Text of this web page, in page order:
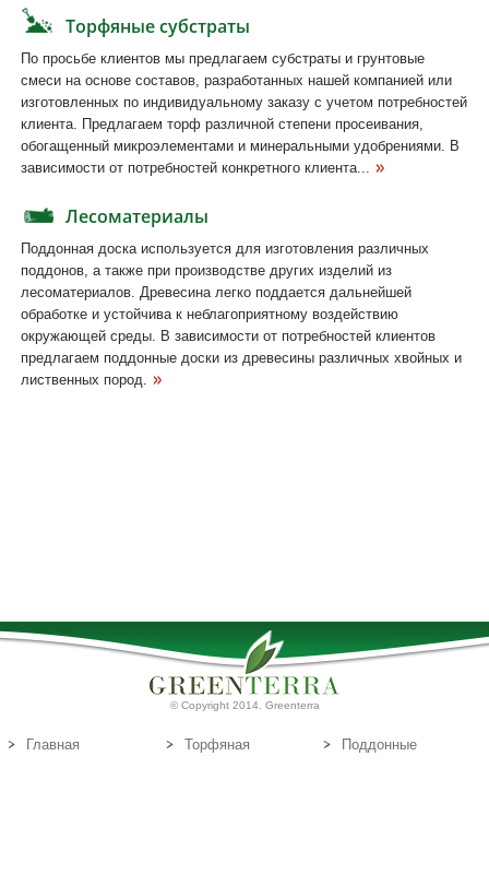
Торфяные субстраты
По просьбе клиентов мы предлагаем субстраты и грунтовые
смеси на основе составов, разработанных нашей компанией или
изготовленных по индивидуальному заказу с учетом потребностей
клиента. Предлагаем торф различной степени просеивания,
обогащенный микроэлементами и минеральными удобрениями. В
зависимости от потребностей конкретного клиента...
Лесоматериалы
Поддонная доска используется для изготовления различных
поддонов, а также при производстве других изделий из
лесоматериалов. Древесина легко поддается дальнейшей
обработке и устойчива к неблагоприятному воздействию
окружающей среды. В зависимости от потребностей клиентов
предлагаем поддонные доски из древесины различных хвойных и
лиственных пород.
© Copyright 2014. Greenterra
Главная
Торфяная
Поддонные